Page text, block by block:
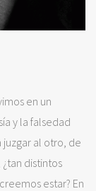
en un
y la falsedad
al otro, de
distintos
estar? En